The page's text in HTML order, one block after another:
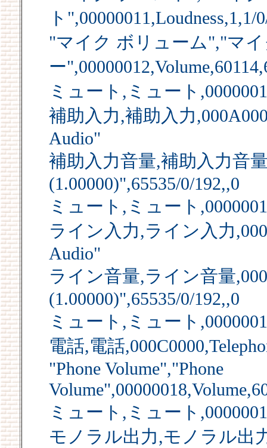
ト",00000011,Loudness,1,1/
"マイク ボリューム","マ
ー
ミュート,ミュート
補助入力,補助入力
Audio"
補助入力音量,補助入力音量
(1.00000)",65535/0/192,,0
ミュート,ミュート
ライン入力,ライン入力
Audio"
ライン音量,ライン音量
(1.00000)",65535/0/192,,0
ミュート,ミュート
電話,電話
"Phone Volume","Phone
ミュート,ミュート
モノラル出力,モノラル出